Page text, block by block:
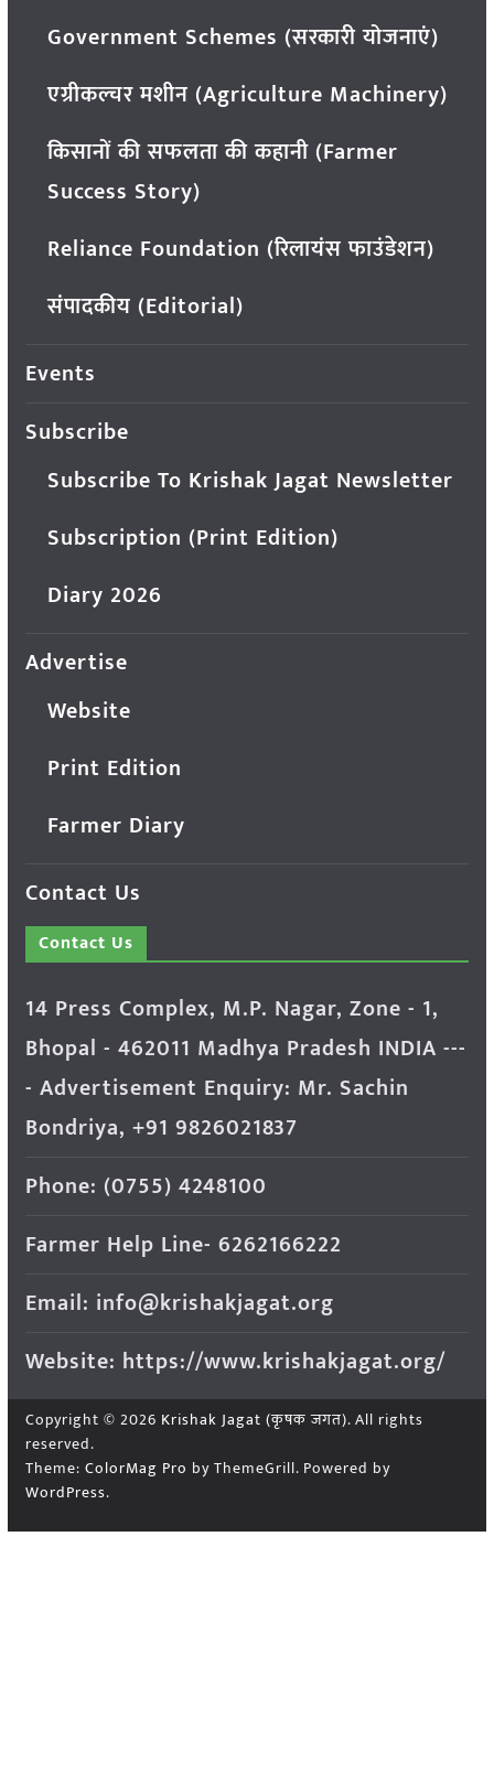
Government Schemes (सरकारी योजनाएं)
एग्रीकल्चर मशीन (Agriculture Machinery)
किसानों की सफलता की कहानी (Farmer
Success Story)
Reliance Foundation (रिलायंस फाउंडेशन)
संपादकीय (Editorial)
Events
Subscribe
Subscribe To Krishak Jagat Newsletter
Subscription (Print Edition)
Diary 2026
Advertise
Website
Print Edition
Farmer Diary
Contact Us
Contact Us
14 Press Complex, M.P. Nagar, Zone - 1,
Bhopal - 462011 Madhya Pradesh INDIA ---
- Advertisement Enquiry: Mr. Sachin
Bondriya, +91 9826021837
Phone: (0755) 4248100
Farmer Help Line- 6262166222
Email: info@krishakjagat.org
Website: https://www.krishakjagat.org/
Copyright © 2026 Krishak Jagat (कृषक जगत). All rights
reserved.
Theme: ColorMag Pro by ThemeGrill. Powered by
WordPress.